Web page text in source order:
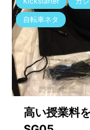
自転車ネタ
高い授業料